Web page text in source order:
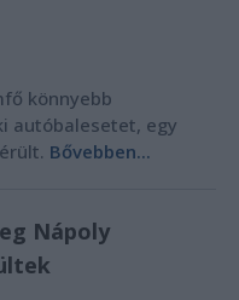
könnyebb
autóbalesetet, egy
Bővebben...
Nápoly